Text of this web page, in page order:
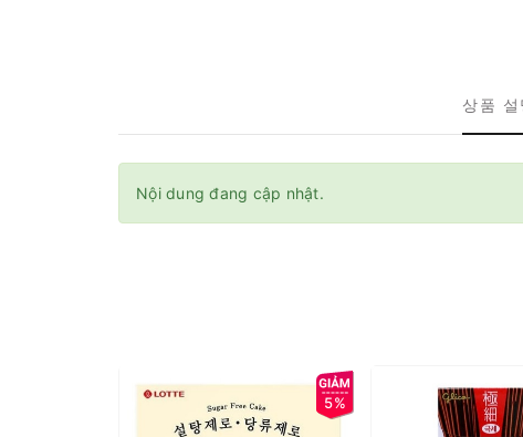
상품 설
Nội dung đang cập nhật.
5%